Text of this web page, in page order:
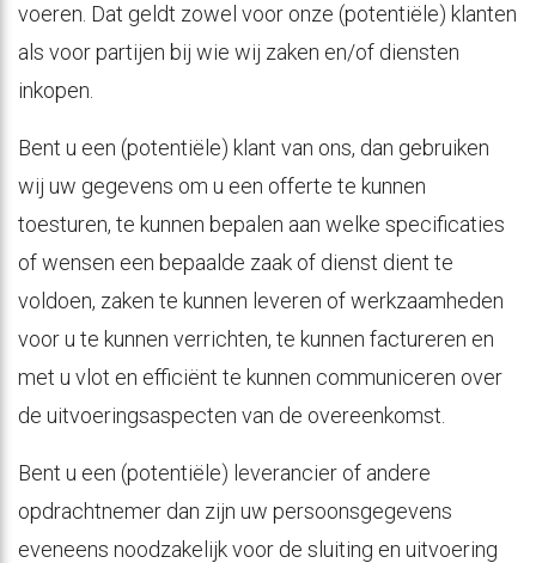
voeren. Dat geldt zowel voor onze (potentiële) klanten
als voor partijen bij wie wij zaken en/of diensten
inkopen.
Bent u een (potentiële) klant van ons, dan gebruiken
wij uw gegevens om u een offerte te kunnen
toesturen, te kunnen bepalen aan welke specificaties
of wensen een bepaalde zaak of dienst dient te
voldoen, zaken te kunnen leveren of werkzaamheden
voor u te kunnen verrichten, te kunnen factureren en
met u vlot en efficiënt te kunnen communiceren over
de uitvoeringsaspecten van de overeenkomst.
Bent u een (potentiële) leverancier of andere
opdrachtnemer dan zijn uw persoonsgegevens
eveneens noodzakelijk voor de sluiting en uitvoering